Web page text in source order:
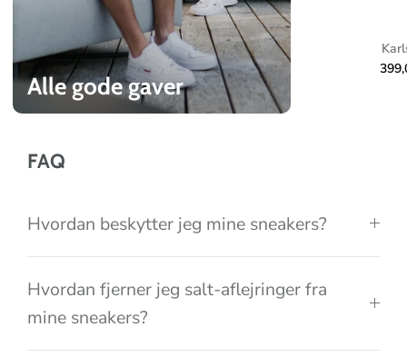
c
i
Alle gode gaver
FAQ
Hvordan beskytter jeg mine sneakers?
Hvordan fjerner jeg salt-aflejringer fra
mine sneakers?